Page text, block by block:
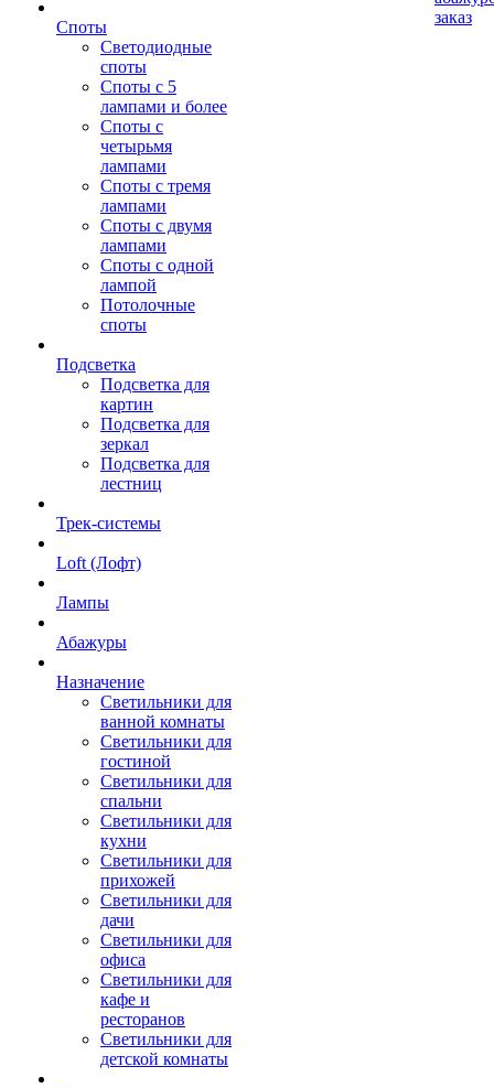
Споты
Светодиодные
споты
Споты с 5
лампами и более
Споты с
четырьмя
лампами
Споты с тремя
лампами
Споты с двумя
лампами
Споты с одной
лампой
Потолочные
споты
Подсветка
Подсветка для
картин
Подсветка для
зеркал
Подсветка для
лестниц
Трек-системы
Loft (Лофт)
Лампы
Абажуры
Назначение
Светильники для
ванной комнаты
Светильники для
гостиной
Светильники для
спальни
Светильники для
кухни
Светильники для
прихожей
Светильники для
дачи
Светильники для
офиса
Светильники для
кафе и
ресторанов
Светильники для
детской комнаты
заказ